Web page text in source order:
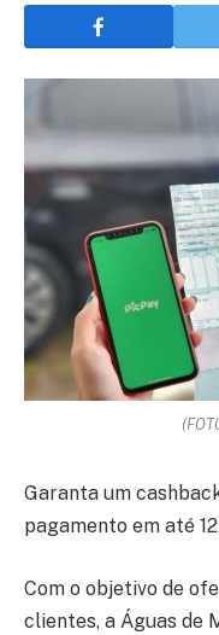
Garanta um
pagamento em até
Com o objetivo de
clientes, a Águas de